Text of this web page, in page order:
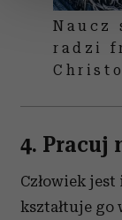
zmienić lub
analizować
otrzymanymi
korzystania z
Naucz
radzi
4. Pracuj
Człowiek jest
kształtuje go